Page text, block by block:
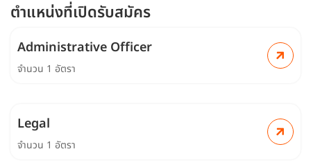
ตำแหน่งที่เปิดรับสมัคร
Administrative Officer
จำนวน 1 อัตรา
Legal
จำนวน 1 อัตรา